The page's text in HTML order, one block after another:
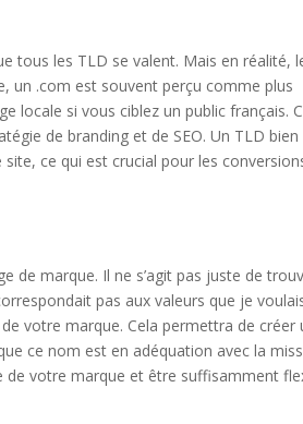
tous les TLD se valent. Mais en réalité,
un .com est souvent perçu comme plus
locale si vous ciblez un public français.
de branding et de SEO. Un TLD bien
ce qui est crucial pour les
de marque. Il ne s’agit pas juste de
pas aux valeurs que je
votre marque. Cela permettra de créer
ce nom est en adéquation avec la
de votre marque et être suffisamment